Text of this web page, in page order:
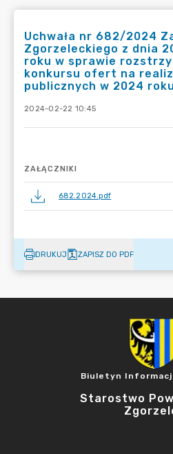
Uchwała nr 682/2024
Zgorzeleckiego z dnia
roku w sprawie
konkursu ofert na
publicznych w 2024
2024-02-22 10:45
ZAŁĄCZNIKI
682.2024.pdf
DRUKUJ ZAPISZ DO PDF
Biuletyn
Starostwo